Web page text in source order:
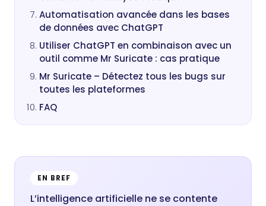
Automatisation avancée dans les bases
de données avec ChatGPT
Utiliser ChatGPT en combinaison avec un
outil comme Mr Suricate : cas pratique
Mr Suricate – Détectez tous les bugs sur
toutes les plateformes
FAQ
EN BREF
L’intelligence artificielle ne se contente